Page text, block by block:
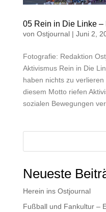
05 Rein in Die Linke
von Ostjournal| Juni 2,
Fotografie: Redaktion
Aktivismus Rein in Die
haben nichts zu
diesem Motto riefen
sozialen Bewegungen
Neueste
Herein ins Ostjournal
Fußball und Fankultur –